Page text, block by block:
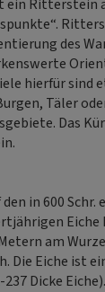
ein Ritterstein
des
hierfür sind
Täler
Das
in 600 Schr.
Eiche
am
Die Eiche ist
Dicke Eiche).